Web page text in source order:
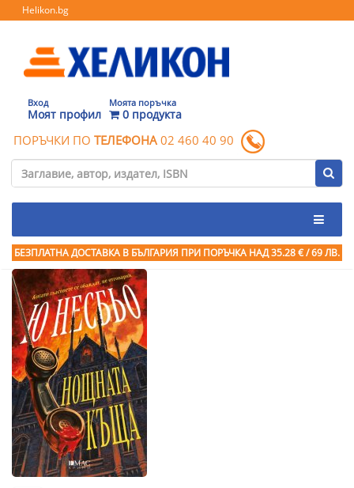
Helikon.bg
Вход
Моят профил
Моята поръчка
0 продукта
ПОРЪЧКИ ПО ТЕЛЕФОНА 02 460 40 90
БЕЗПЛАТНА ДОСТАВКА В БЪЛГАРИЯ ПРИ ПОРЪЧКА НАД 35.28 € / 69 ЛВ.